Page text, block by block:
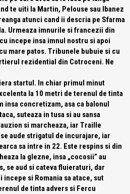
te uiti la Martin, Pelouse sau Ibanez
atunci cand ii descria pe Sfarma
Urmeaza imnurile si francezii din
incepe insa imnul nostru si apoi
mare patos. Tribunele bubuie si cu
rezidential din Cotroceni. Ne
startul. In chiar primul minut
la 10 metri de terenul de tinta
insa concretizam, asa ca balonul
suteaza in tusa si au sansa
si marcheaza, iar Traille
aude strigatul de incurajare, iar
sa intre in 22. Este respins si din
la glezne, insa „cocosii” au
se aud si cateva fluieraturi, dar
si Romania sa atace, sut
de tinta advers si Fercu